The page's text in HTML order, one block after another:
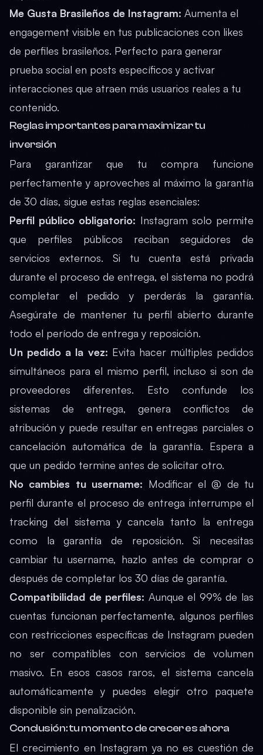
Me Gusta Brasileños de Instagram: Aumenta el
engagement visible en tus publicaciones con likes
de perfiles brasileños. Perfecto para generar
prueba social en posts específicos y activar
interacciones que atraen más usuarios reales a tu
contenido.
Reglas importantes para maximizar tu
inversión
Para garantizar que tu compra funcione
perfectamente y aproveches al máximo la garantía
de 30 días, sigue estas reglas esenciales:
Perfil público obligatorio: Instagram solo permite
que perfiles públicos reciban seguidores de
servicios externos. Si tu cuenta está privada
durante el proceso de entrega, el sistema no podrá
completar el pedido y perderás la garantía.
Asegúrate de mantener tu perfil abierto durante
todo el período de entrega y reposición.
Un pedido a la vez: Evita hacer múltiples pedidos
simultáneos para el mismo perfil, incluso si son de
proveedores diferentes. Esto confunde los
sistemas de entrega, genera conflictos de
atribución y puede resultar en entregas parciales o
cancelación automática de la garantía. Espera a
que un pedido termine antes de solicitar otro.
No cambies tu username: Modificar el @ de tu
perfil durante el proceso de entrega interrumpe el
tracking del sistema y cancela tanto la entrega
como la garantía de reposición. Si necesitas
cambiar tu username, hazlo antes de comprar o
después de completar los 30 días de garantía.
Compatibilidad de perfiles: Aunque el 99% de las
cuentas funcionan perfectamente, algunos perfiles
con restricciones específicas de Instagram pueden
no ser compatibles con servicios de volumen
masivo. En esos casos raros, el sistema cancela
automáticamente y puedes elegir otro paquete
disponible sin penalización.
Conclusión: tu momento de crecer es ahora
El crecimiento en Instagram ya no es cuestión de